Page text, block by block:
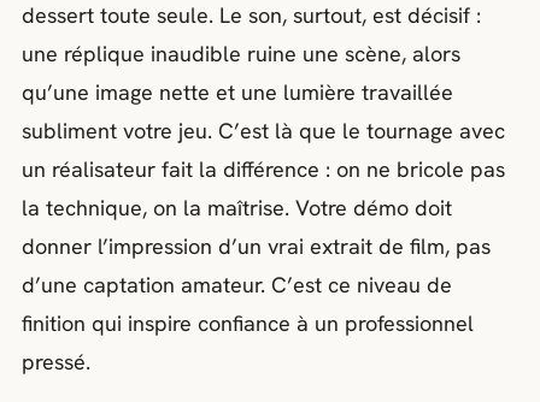
dessert toute seule. Le son, surtout, est décisif :
une réplique inaudible ruine une scène, alors
qu’une image nette et une lumière travaillée
subliment votre jeu. C’est là que le tournage avec
un réalisateur fait la différence : on ne bricole pas
la technique, on la maîtrise. Votre démo doit
donner l’impression d’un vrai extrait de film, pas
d’une captation amateur. C’est ce niveau de
finition qui inspire confiance à un professionnel
pressé.